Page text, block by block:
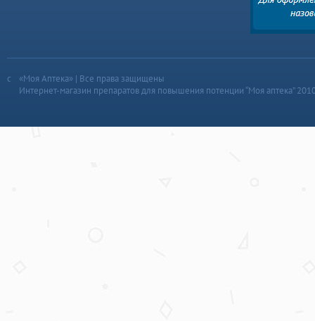
«Моя Аптека» | Все права защищены
Интернет-магазин препаратов для повышения потенции “Моя аптека”